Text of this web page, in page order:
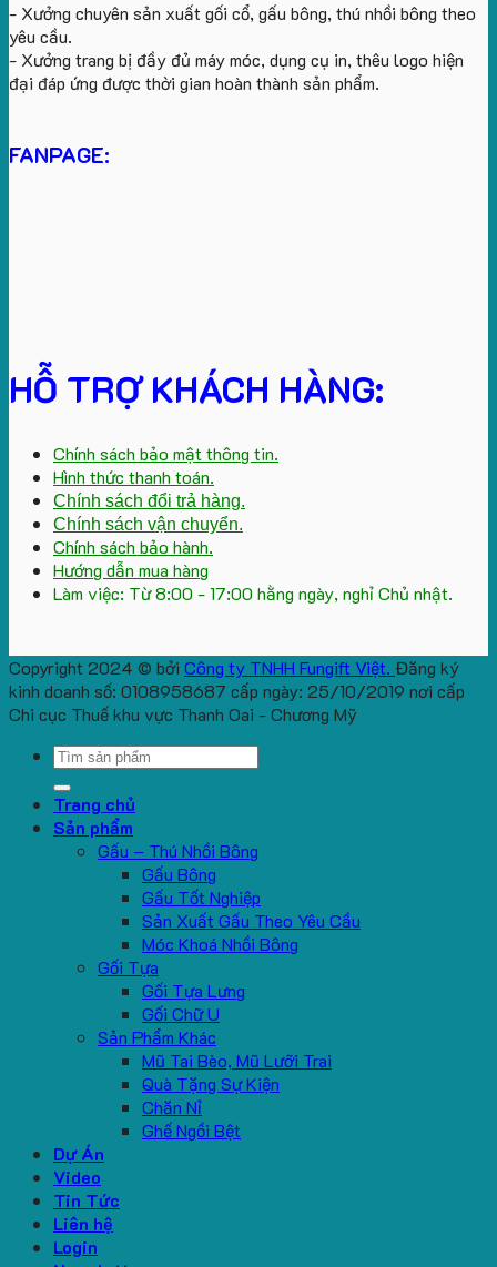
- Xưởng chuyên sản xuất gối cổ, gấu bông, thú nhồi bông theo
yêu cầu.
- Xưởng trang bị đầy đủ máy móc, dụng cụ in, thêu logo hiện
đại đáp ứng được thời gian hoàn thành sản phẩm.
FANPAGE:
HỖ TRỢ KHÁCH HÀNG:
Chính sách bảo mật thông tin.
Hình thức thanh toán.
Chính sách đổi trả hàng.
Chính sách vận chuyển.
Chính sách bảo hành.
Hướng dẫn mua hàng
Làm việc: Từ 8:00 - 17:00 hằng ngày, nghỉ Chủ nhật.
Copyright 2024 © bởi Công ty TNHH Fungift Việt. Đăng ký
kinh doanh số: 0108958687 cấp ngày: 25/10/2019 nơi cấp
Chi cục Thuế khu vực Thanh Oai - Chương Mỹ
Search
Trang chủ
Sản phẩm
Gấu – Thú Nhồi Bông
Gấu Bông
Gấu Tốt Nghiệp
Sản Xuất Gấu Theo Yêu Cầu
Móc Khoá Nhồi Bông
Gối Tựa
Gối Tựa Lưng
Gối Chữ U
Sản Phẩm Khác
Mũ Tai Bèo, Mũ Lưỡi Trai
Quà Tặng Sự Kiện
Chăn Nỉ
Ghế Ngồi Bệt
Dự Án
Video
Tin Tức
Liên hệ
Login